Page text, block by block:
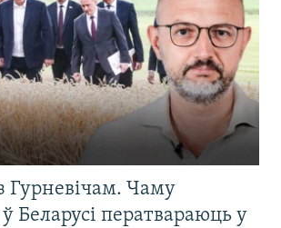
Гурневічам. Чаму
Беларусі ператвараюць у